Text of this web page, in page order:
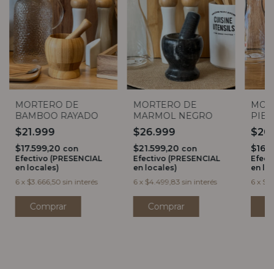
MORTERO DE
BAMBOO RAYADO
$21.999
$17.599,20 con
Efectivo (PRESENCIAL
en locales)
6 x $3.666,50 sin interés
MORTERO DE
MARMOL NEGRO
$26.999
$21.599,20 con
Efectivo (PRESENCIAL
en locales)
6 x $4.499,83 sin interés
en
6 x